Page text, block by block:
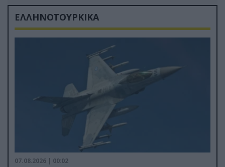
ΕΛΛΗΝΟΤΟΥΡΚΙΚΑ
07.08.2026 | 00:02